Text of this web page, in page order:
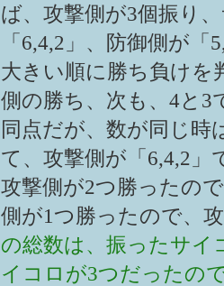
ば、攻撃側が3個振り
「6,4,2」、防御側が
大きい順に勝ち負けを
側の勝ち、次も、4と3
同点だが、数が同じ時
て、攻撃側が「6,4,2」
攻撃側が2つ勝ったの
側が1つ勝ったので、
の総数は、振ったサイ
イコロが3つだったの